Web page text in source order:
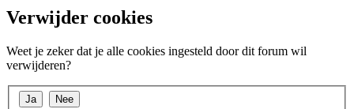
Verwijder cookies
Weet je zeker dat je alle cookies ingesteld door dit forum wil
verwijderen?